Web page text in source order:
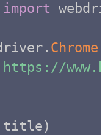
import
. Chrome
title )